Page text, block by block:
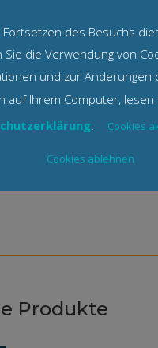
Eine
ist
möglich.
keinen
Produkte
Fortsetzen des Besuchs
Sie die Verwendung von
und zur Änderungen
auf Ihrem Computer,
Cookies
Cookies ablehnen